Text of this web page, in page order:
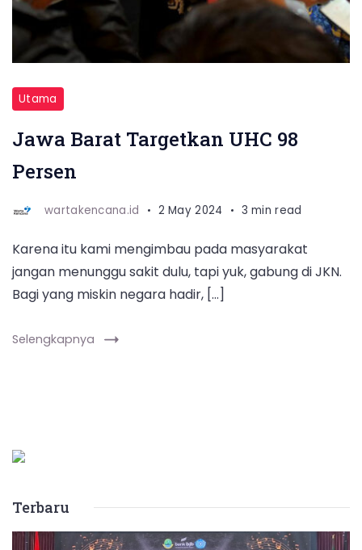
1
Tahun
tentang
Pelaksanaan
Program
di
Harris
Hotel
Ciumbuleuit,
Bandung,
Fs/Biro Adpim Jabar)
Utama
Jawa Barat Targetkan UHC 98
Persen
wartakencana.id 2 May 2024 3 min read
Karena itu kami mengimbau pada masyarakat
jangan menunggu sakit dulu, tapi yuk, gabung di JKN.
Bagi yang miskin negara hadir, […]
Selengkapnya
Terbaru